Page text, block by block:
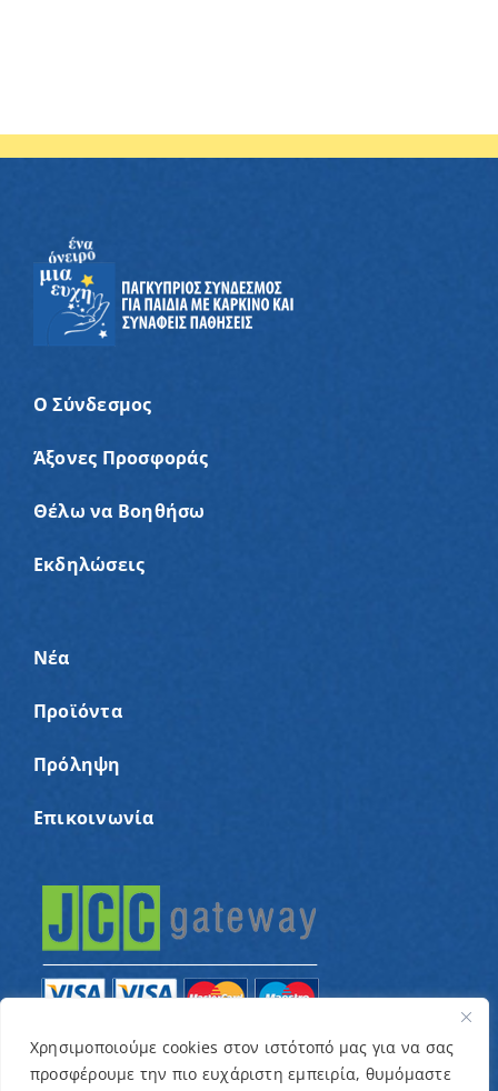
Χρησιμοποιούμε cookies στον ιστότοπό μας για να σας
προσφέρουμε την πιο ευχάριστη εμπειρία, θυμόμαστε
Ο Σύνδεσμος
Άξονες Προσφοράς
Θέλω να Βοηθήσω
Εκδηλώσεις
Νέα
Προϊόντα
Πρόληψη
Επικοινωνία
© Copyright 2022 – Παγκύπριος Σύνδεσμος για